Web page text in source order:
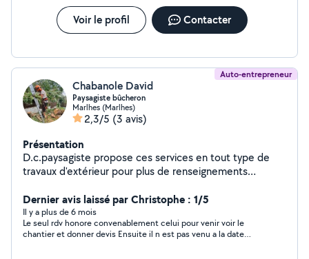
Voir le profil Contacter
Auto-entrepreneur
Chabanole David
Paysagiste bûcheron
Marlhes (Marlhes)
2,3/5 (3 avis)
Présentation
D.c.paysagiste propose ces services en tout type de
travaux d'extérieur pour plus de renseignements
Dernier avis laissé par Christophe : 1/5
Il y a plus de 6 mois
Le seul rdv honore convenablement celui pour venir voir le
chantier et donner devis Ensuite il n est pas venu a la date